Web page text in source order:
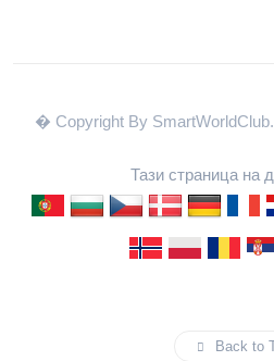
� Copyright By
Тази страница на
Back to